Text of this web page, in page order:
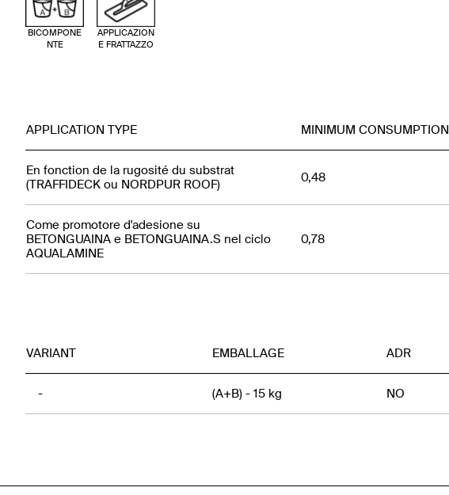
BICOMPONE
NTE
APPLICAZION
E FRATTAZZO
APPLICATION TYPE MINIMUM CONSUMPTION
En fonction de la rugosité du substrat
(TRAFFIDECK ou NORDPUR ROOF)
0,48
Come promotore d'adesione su
BETONGUAINA e BETONGUAINA.S nel ciclo
AQUALAMINE
0,78
VARIANT EMBALLAGE ADR
- (A+B) - 15 kg NO